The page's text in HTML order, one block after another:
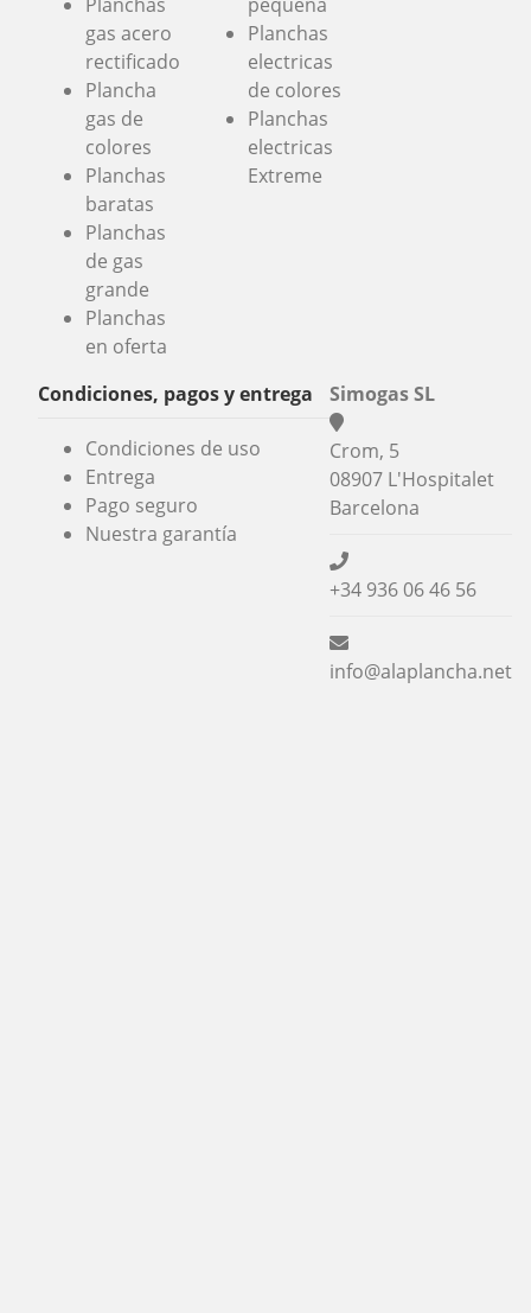
gas acero
rectificado
Plancha
gas de
colores
Planchas
baratas
Planchas
de gas
grande
Planchas
en oferta
Planchas
electricas
de colores
Planchas
electricas
Extreme
Condiciones, pagos y entrega
Condiciones de uso
Entrega
Pago seguro
Nuestra garantía
Simogas SL
Crom, 5
08907 L'Hospitalet
Barcelona
+34 936 06 46 56
info@alaplancha.net